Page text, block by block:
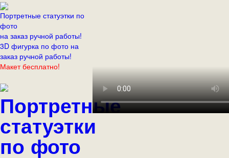
Портретные статуэтки по
фото
на заказ ручной работы!
3D фигурка по фото на
заказ ручной работы!
Макет бесплатно!
Портретные
статуэтки
по фото